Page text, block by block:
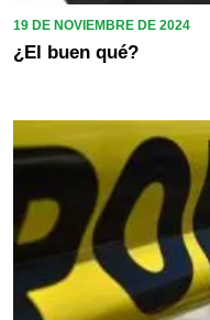
19 DE NOVIEMBRE DE 2024
¿El buen qué?